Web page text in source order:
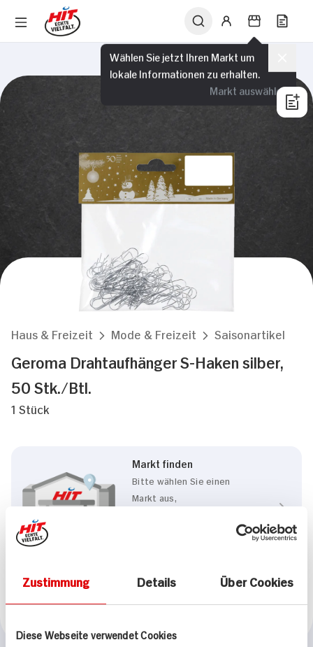
Zustimmung Details Über Cookies
Diese Webseite verwendet Cookies
Wählen Sie jetzt Ihren Markt um
lokale Informationen zu erhalten.
Markt auswählen
Haus & Freizeit Mode & Freizeit Saisonartikel
Geroma Drahtaufhänger S-Haken silber,
50 Stk./Btl.
1 Stück
Markt finden
Bitte wählen Sie einen
Markt aus,
Marke